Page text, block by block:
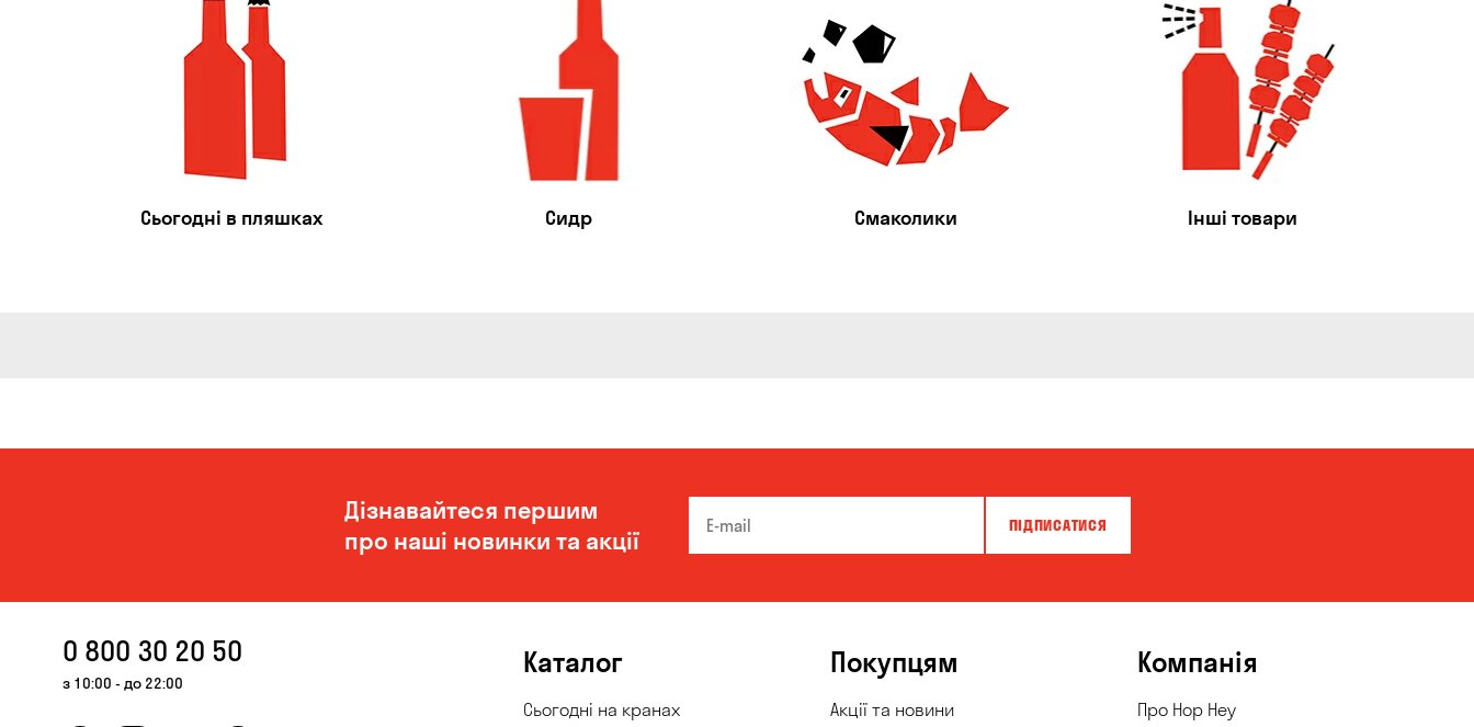
Сьогодні в пляшках Сидр Смаколики Інші товари
Дізнавайтеся першим
про наші новинки та акції
ПІДПИСАТИСЯ
0 800 30 20 50
з 10:00 - до 22:00
Каталог
Сьогодні на кранах
Покупцям
Акції та новини
Компанія
Про Hop Hey